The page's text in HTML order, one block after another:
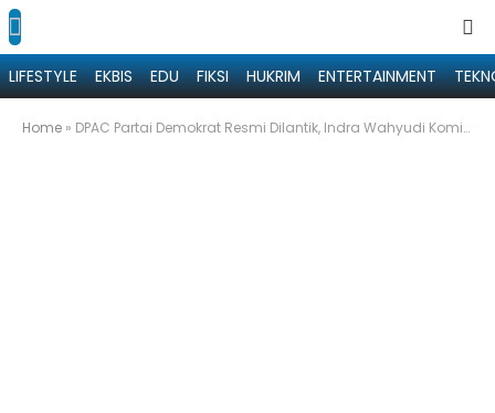
LIFESTYLE EKBIS EDU FIKSI HUKRIM ENTERTAINMENT
Home » DPAC Partai Demokrat Resmi Dilantik, Indra Wahyudi Komitmen Menangkan Prabowo-Gibran